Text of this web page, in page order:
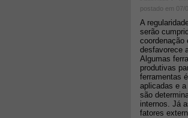
postado em 07/
A
serão
coordenação
desfavorece
Algumas
produtivas
ferramentas
aplicadas e
são
internos. Já
fatores